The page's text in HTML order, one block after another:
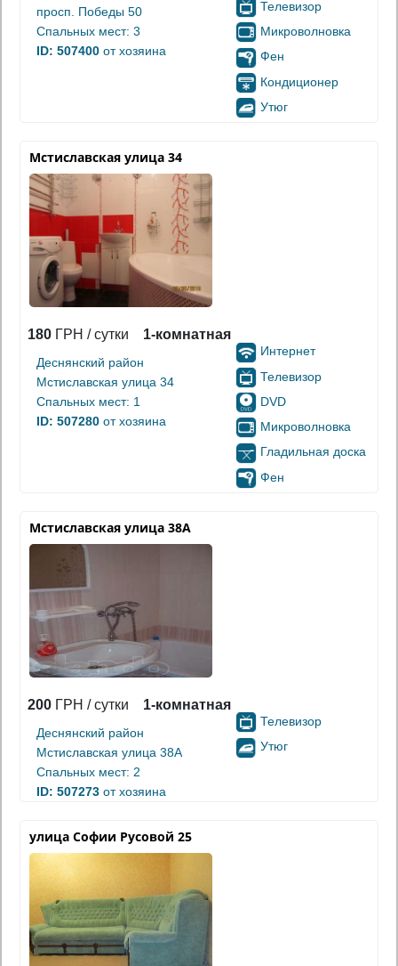
просп. Победы 50
Спальных мест: 3
ID: 507400 от хозяина
Телевизор
Микроволновка
Фен
Кондиционер
Утюг
Мстиславская улица 34
180 ГРН / сутки 1-комнатная
Деснянский район
Мстиславская улица 34
Спальных мест: 1
ID: 507280 от хозяина
Интернет
Телевизор
DVD
Микроволновка
Гладильная доска
Фен
Мстиславская улица 38А
200 ГРН / сутки 1-комнатная
Деснянский район
Мстиславская улица 38А
Спальных мест: 2
ID: 507273 от хозяина
Телевизор
Утюг
улица Софии Русовой 25